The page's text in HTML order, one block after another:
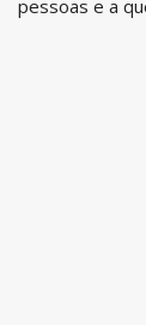
pessoas e a